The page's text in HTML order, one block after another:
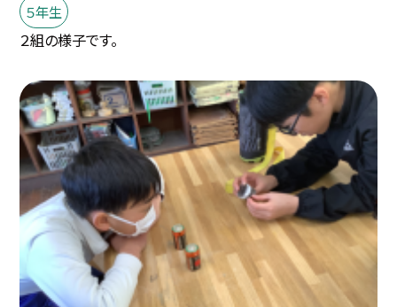
５年生
２組の様子です。